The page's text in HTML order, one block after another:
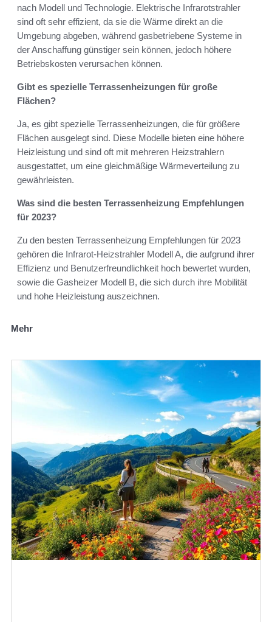
nach Modell und Technologie. Elektrische Infrarotstrahler
sind oft sehr effizient, da sie die Wärme direkt an die
Umgebung abgeben, während gasbetriebene Systeme in
der Anschaffung günstiger sein können, jedoch höhere
Betriebskosten verursachen können.
Gibt es spezielle Terrassenheizungen für große
Flächen?
Ja, es gibt spezielle Terrassenheizungen, die für größere
Flächen ausgelegt sind. Diese Modelle bieten eine höhere
Heizleistung und sind oft mit mehreren Heizstrahlern
ausgestattet, um eine gleichmäßige Wärmeverteilung zu
gewährleisten.
Was sind die besten Terrassenheizung Empfehlungen
für 2023?
Zu den besten Terrassenheizung Empfehlungen für 2023
gehören die Infrarot-Heizstrahler Modell A, die aufgrund ihrer
Effizienz und Benutzerfreundlichkeit hoch bewertet wurden,
sowie die Gasheizer Modell B, die sich durch ihre Mobilität
und hohe Heizleistung auszeichnen.
Mehr